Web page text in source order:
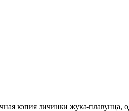
копия личинки жука-плавунца,